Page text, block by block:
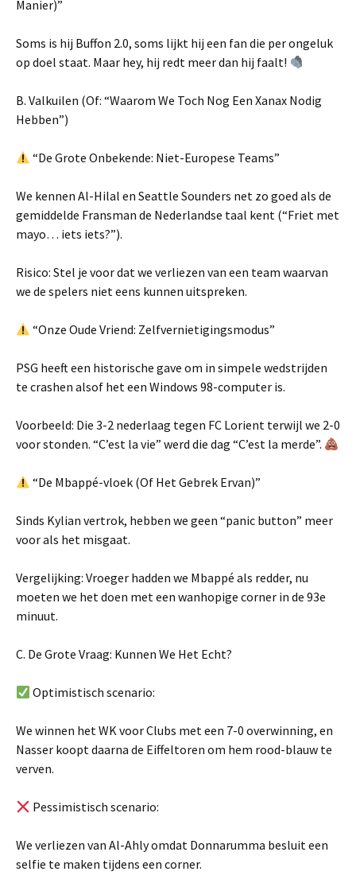
Manier)”
Soms is hij Buffon 2.0, soms lijkt hij een fan die per ongeluk
op doel staat. Maar hey, hij redt meer dan hij faalt!
B. Valkuilen (Of: “Waarom We Toch Nog Een Xanax Nodig
Hebben”)
“De Grote Onbekende: Niet-Europese Teams”
We kennen Al-Hilal en Seattle Sounders net zo goed als de
gemiddelde Fransman de Nederlandse taal kent (“Friet met
mayo… iets iets?”).
Risico: Stel je voor dat we verliezen van een team waarvan
we de spelers niet eens kunnen uitspreken.
“Onze Oude Vriend: Zelfvernietigingsmodus”
PSG heeft een historische gave om in simpele wedstrijden
te crashen alsof het een Windows 98-computer is.
Voorbeeld: Die 3-2 nederlaag tegen FC Lorient terwijl we 2-0
voor stonden. “C’est la vie” werd die dag “C’est la merde”.
“De Mbappé-vloek (Of Het Gebrek Ervan)”
Sinds Kylian vertrok, hebben we geen “panic button” meer
voor als het misgaat.
Vergelijking: Vroeger hadden we Mbappé als redder, nu
moeten we het doen met een wanhopige corner in de 93e
minuut.
C. De Grote Vraag: Kunnen We Het Echt?
Optimistisch scenario:
We winnen het WK voor Clubs met een 7-0 overwinning, en
Nasser koopt daarna de Eiffeltoren om hem rood-blauw te
verven.
Pessimistisch scenario:
We verliezen van Al-Ahly omdat Donnarumma besluit een
selfie te maken tijdens een corner.